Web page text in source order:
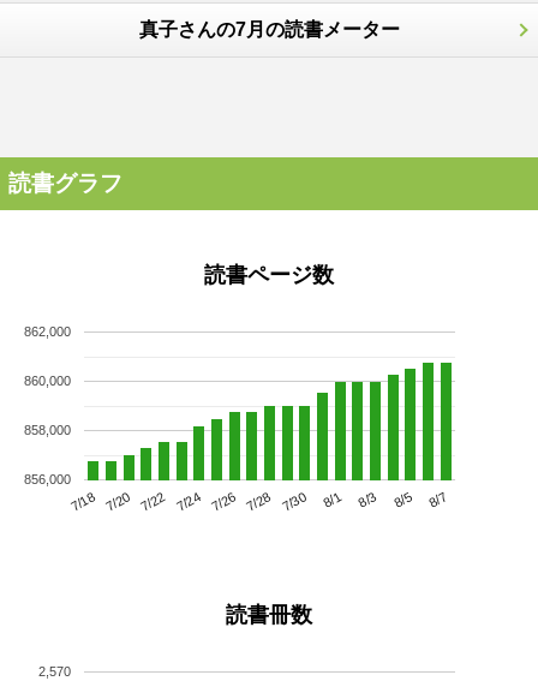
真子さんの7月の読書メーター
読書グラフ
読書ページ数
7/18 7/20 7/22 7/24 7/26 7/28 7/30 8/1 8/3 8/5 8/7
856,000
858,000
860,000
862,000
読書冊数
2,570